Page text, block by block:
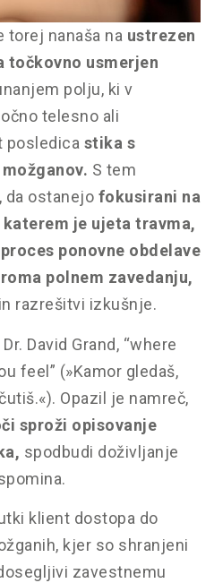
torej nanaša na ustrezen
točkovno usmerjen
polju, ki v
telesno ali
posledica stika s
S tem
da ostanejo fokusirani na
je ujeta travma,
ponovne obdelave
polnem zavedanju,
razrešitvi izkušnje.
David Grand, “where
feel” (»Kamor gledaš,
Opazil je namreč,
sproži opisovanje
spodbudi doživljanje
klient dostopa do
kjer so shranjeni
zavestnemu